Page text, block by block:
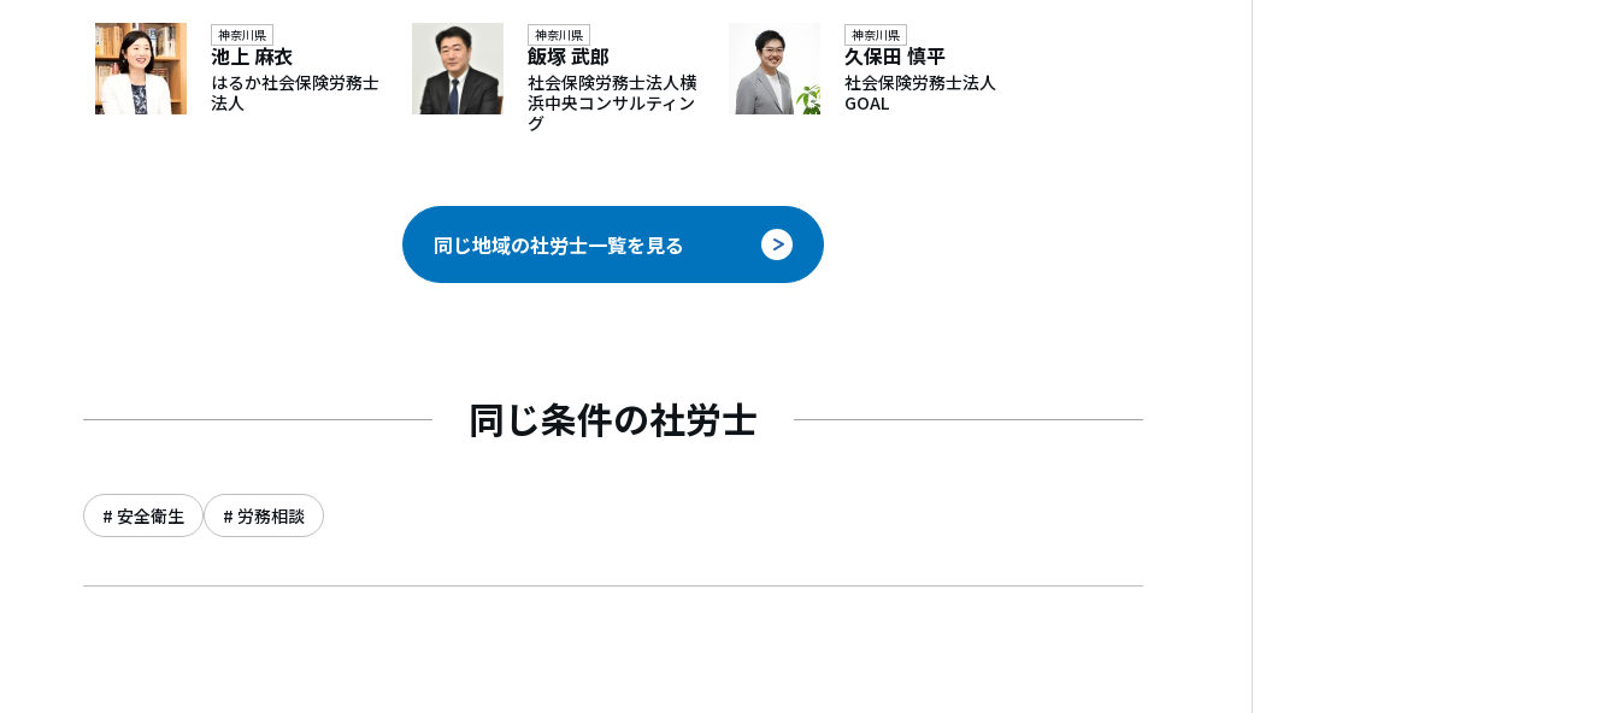
池上 麻衣
神奈川県
はるか社会保険労務士
法人
飯塚 武郎
神奈川県
社会保険労務士法人横
浜中央コンサルティン
グ
久保田 慎平
神奈川県
社会保険労務士法人
GOAL
同じ地域の社労士一覧を見る
同じ条件の社労士
安全衛生 労務相談